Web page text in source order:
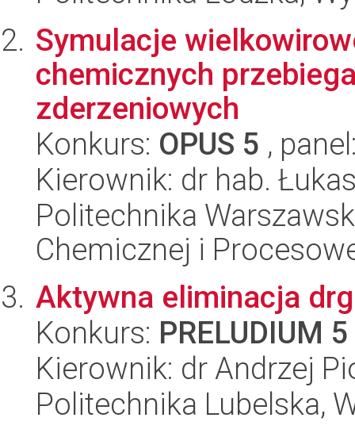
Symulacje
chemicznych
zderzeniowych
Konkurs: OPUS 5 ,
Kierownik: dr hab.
Politechnika
Chemicznej i
Aktywna eliminacja
Konkurs: PRELUDIUM 5
Kierownik: dr Andrzej
Politechnika Lubelska,